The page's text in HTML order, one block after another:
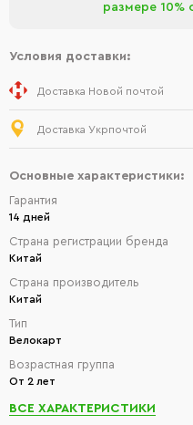
размере 10%
Условия доставки:
Доставка Новой почтой
Доставка Укрпочтой
Основные характеристики:
Гарантия
14 дней
Страна регистрации бренда
Китай
Страна производитель
Китай
Тип
Велокарт
Возрастная группа
От 2 лет
ВСЕ ХАРАКТЕРИСТИКИ